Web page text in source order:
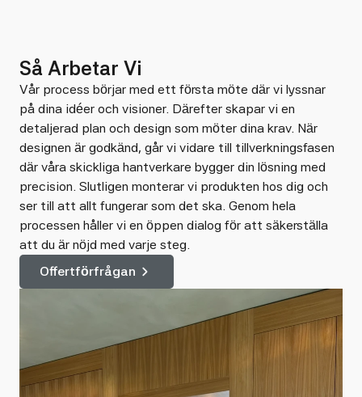
Så Arbetar Vi
Vår process börjar med ett första möte där vi lyssnar
på dina idéer och visioner. Därefter skapar vi en
detaljerad plan och design som möter dina krav. När
designen är godkänd, går vi vidare till tillverkningsfasen
där våra skickliga hantverkare bygger din lösning med
precision. Slutligen monterar vi produkten hos dig och
ser till att allt fungerar som det ska. Genom hela
processen håller vi en öppen dialog för att säkerställa
att du är nöjd med varje steg.
Offertförfrågan